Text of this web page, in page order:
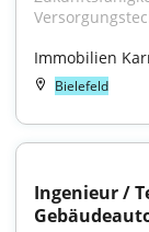
Immobilien
Bielefeld
Ingenieur /